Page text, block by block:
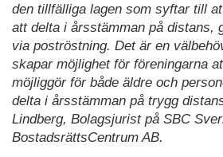
den tillfälliga lagen som syftar till
att delta i årsstämman på distans,
via poströstning. Det är en
skapar möjlighet för föreningarna
möjliggör för både äldre och
delta i årsstämman på trygg
Lindberg, Bolagsjurist på SBC
BostadsrättsCentrum AB.